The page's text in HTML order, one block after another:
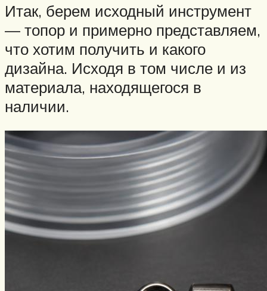
Итак, берем исходный инструмент
— топор и примерно представляем,
что хотим получить и какого
дизайна. Исходя в том числе и из
материала, находящегося в
наличии.